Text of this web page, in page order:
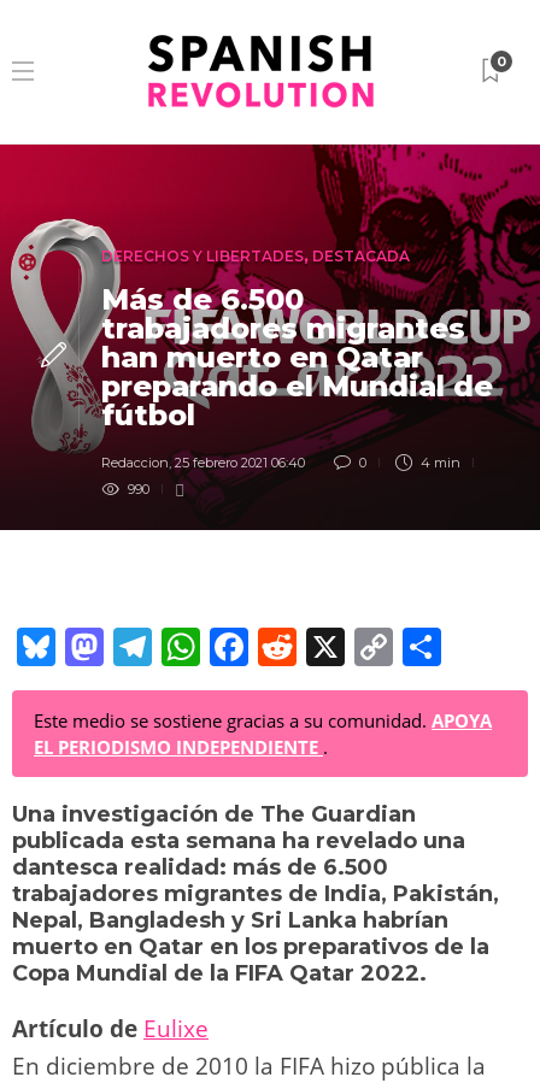
0
DERECHOS Y LIBERTADES, DESTACADA
Más de 6.500
trabajadores migrantes
han muerto en Qatar
preparando el Mundial de
fútbol
Redaccion,25 febrero 2021 06:40 0
4 min
990
Bl
u
e
sk
y
M
a
st
o
d
o
n
T
el
e
gr
a
m
W
h
at
s
A
p
p
F
a
c
e
b
o
o
k
R
e
d
di
t
X
C
o
p
y
Li
n
k
o
m
p
tir
Este medio se sostiene gracias a su comunidad. APOYA
EL PERIODISMO INDEPENDIENTE .
Una investigación de The Guardian
publicada esta semana ha revelado una
dantesca realidad: más de 6.500
trabajadores migrantes de India, Pakistán,
Nepal, Bangladesh y Sri Lanka habrían
muerto en Qatar en los preparativos de la
Copa Mundial de la FIFA Qatar 2022.
Artículo de Eulixe
En diciembre de 2010 la FIFA hizo pública la